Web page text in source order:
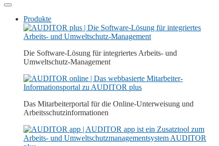
Produkte
Die Software-Lösung für integriertes Arbeits- und
Umweltschutz-Management
Das Mitarbeiterportal für die Online-Unterweisung und
Arbeitsschutz­­informationen